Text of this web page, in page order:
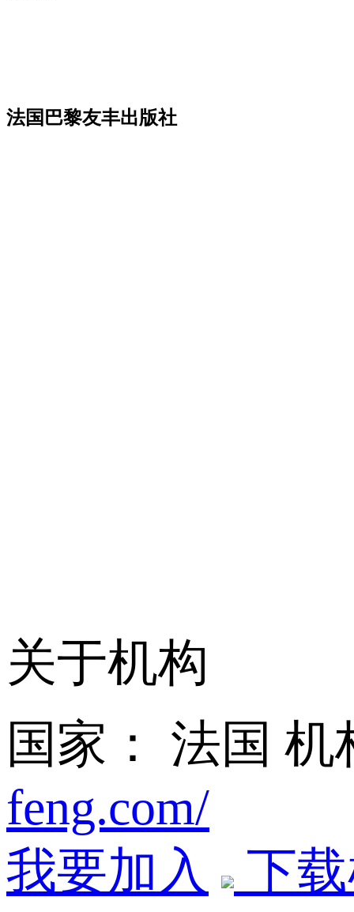
法国巴黎友丰出版社
关于机构
国家： 法国 机
feng.com/
我要加入
下